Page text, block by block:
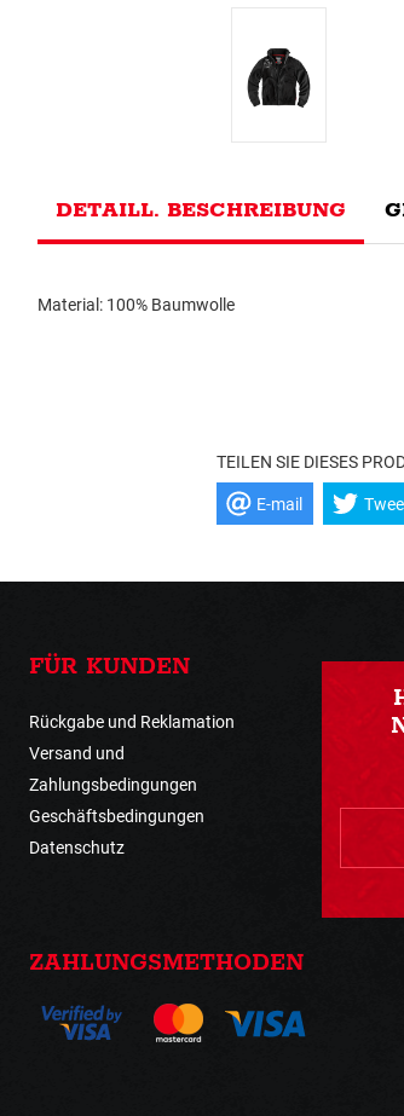
DETAILL. BESCHREIBUNG
Material: 100% Baumwolle
TEILEN SIE DIESES
E-mail
FÜR KUNDEN
Rückgabe und Reklamation
Versand und
Zahlungsbedingungen
Geschäftsbedingungen
Datenschutz
ZAHLUNGSMETHODEN